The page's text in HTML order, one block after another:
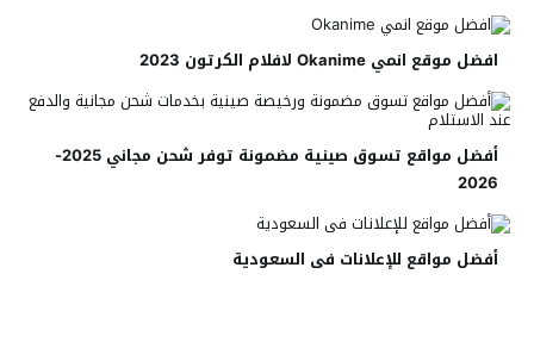
افضل موقع انمي Okanime لافلام الكرتون 2023
أفضل مواقع تسوق صينية مضمونة توفر شحن مجاني 2025-
2026
أفضل مواقع للإعلانات فى السعودية